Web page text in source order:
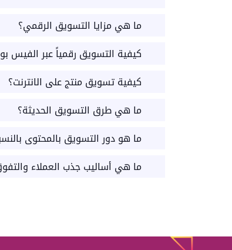
ما هي مزايا التسويق الرقمي؟
كيفية التسويق رقمياً عبر الفيس
كيفية تسويق منتج على الانترنت؟
ما هي طرق التسويق الحديثة؟
ما هو دور التسويق بالمحتوى
ما هي أساليب جذب العملاء